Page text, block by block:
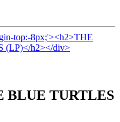
BLUE TURTLES